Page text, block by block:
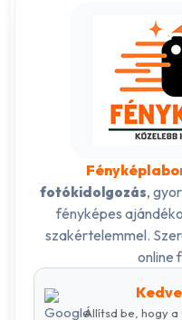
fotókidolgozás,
fényképes
szakértelemmel.
online
Állítsd be, hogy a